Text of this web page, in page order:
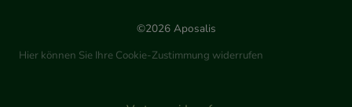
©2026 Aposalis
Hier können Sie Ihre Cookie-Zustimmung widerrufen